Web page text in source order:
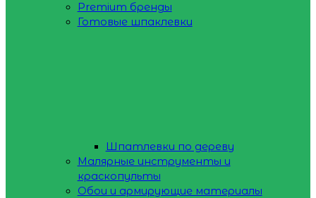
Premium бренды
Готовые шпаклевки
Шпатлевки по дереву
Малярные инструменты и
краскопульты
Обои и армирующие материалы